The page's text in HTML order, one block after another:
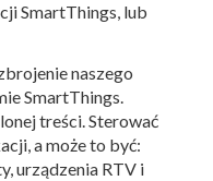
SmartThings, lub
naszego
SmartThings.
treści. Sterować
a może to być:
urządzenia RTV i